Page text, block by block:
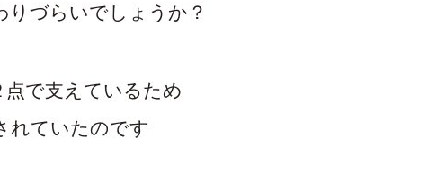
りづらいでしょうか？
で支えているため
れていたのです